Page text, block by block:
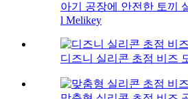
아기 공장에 안전한 토끼
l Melikey
디즈니 실리콘 초점 비즈